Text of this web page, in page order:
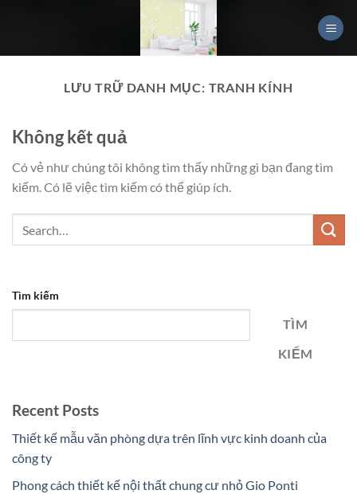
LƯU TRỮ DANH MỤC: TRANH KÍNH
Không kết quả
Có vẻ như chúng tôi không tìm thấy những gì bạn đang tìm
kiếm. Có lẽ việc tìm kiếm có thể giúp ích.
Tìm kiếm
TÌM
KIẾM
Recent Posts
Thiết kế mẫu văn phòng dựa trên lĩnh vực kinh doanh của
công ty
Phong cách thiết kế nội thất chung cư nhỏ Gio Ponti